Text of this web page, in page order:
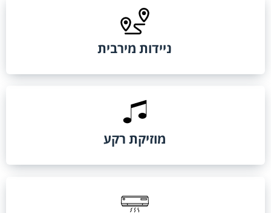
ניידות מירבית
מוזיקת רקע